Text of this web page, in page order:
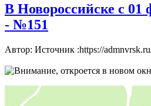
В Новороссийске с 01
- №151
Автор: Источник :https://